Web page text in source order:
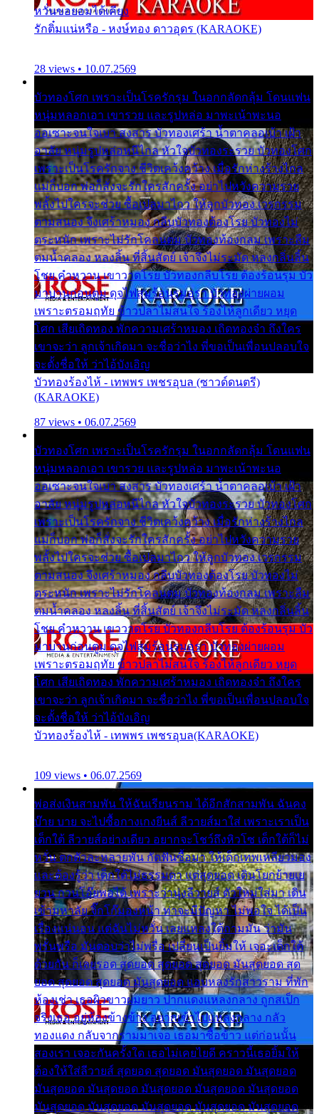
หวั่นขอยอมได้เคียง
รักติ๋มแน่หรือ - หงษ์ทอง ดาวอุดร (KARAOKE)
28 views • 10.07.2569
บัวทองโศก เพราะเป็นโรครักรุม ในอกกลัดกลุ้ม โดนแฟน
หนุ่มหลอกเอา เขารวย และรูปหล่อ มาพะเน้าพะนอ
ออเซาะจนใจเบา สงสาร บัวทองเศร้า น้ำตาคลอเบ้า เฝ้า
อาลัย หนุ่มรูปหล่อหนีไกล หัวใจบัวทองระรวย บัวทองโศก
เพราะเป็นโรครักจาง ชีวิตเคว้งคว้าง เมื่อรักห่างร้างไกล
แม่ก็บอก พ่อก็สั่งจะรักใครสักครั้ง อย่าไปหวังความรวย
พลั้งไปใครจะช่วย ซื้อเปลมาไกว ให้ลูกบัวทอง เวรกรรม
ตามสนอง จึงเศร้าหมอง กลีบบัวทองต้องโรย บัวทองไม่
ตระหนัก เพราะไม่รักโคลนตม บัวทองท้องกลม เพราะลืม
ตมน้ำคลอง หลงลิ้น ที่สิ้นสัตย์ เจ้าจึงไม่ระมัด หลงกลิ่นลิ้น
โชย คำหวาน เขาวาดโรย บัวทองกลีบโรย ต้องร้อนรุม บัว
มาบานก่อนตูม ดุจไฟสุมร้อนรุมอุรา บัวทองผ่ายผอม
เพราะตรอมฤทัย ข้าวปลาไม่สนใจ ร้องไห้ลูกเดียว หยุด
โศก เสียเถิดทอง พักความเศร้าหมอง เถิดทองจ๋า ถึงใคร
เขาจะว่า ลูกเจ้าเกิดมา จะชื่อว่าไง พี่ขอเป็นเพื่อนปลอบใจ
จะตั้งชื่อให้ ว่าไอ้บังเอิญ
บัวทองร้องไห้ - เทพพร เพชรอุบล (ซาวด์ดนตรี)
(KARAOKE)
87 views • 06.07.2569
บัวทองโศก เพราะเป็นโรครักรุม ในอกกลัดกลุ้ม โดนแฟน
หนุ่มหลอกเอา เขารวย และรูปหล่อ มาพะเน้าพะนอ
ออเซาะจนใจเบา สงสาร บัวทองเศร้า น้ำตาคลอเบ้า เฝ้า
อาลัย หนุ่มรูปหล่อหนีไกล หัวใจบัวทองระรวย บัวทองโศก
เพราะเป็นโรครักจาง ชีวิตเคว้งคว้าง เมื่อรักห่างร้างไกล
แม่ก็บอก พ่อก็สั่งจะรักใครสักครั้ง อย่าไปหวังความรวย
พลั้งไปใครจะช่วย ซื้อเปลมาไกว ให้ลูกบัวทอง เวรกรรม
ตามสนอง จึงเศร้าหมอง กลีบบัวทองต้องโรย บัวทองไม่
ตระหนัก เพราะไม่รักโคลนตม บัวทองท้องกลม เพราะลืม
ตมน้ำคลอง หลงลิ้น ที่สิ้นสัตย์ เจ้าจึงไม่ระมัด หลงกลิ่นลิ้น
โชย คำหวาน เขาวาดโรย บัวทองกลีบโรย ต้องร้อนรุม บัว
มาบานก่อนตูม ดุจไฟสุมร้อนรุมอุรา บัวทองผ่ายผอม
เพราะตรอมฤทัย ข้าวปลาไม่สนใจ ร้องไห้ลูกเดียว หยุด
โศก เสียเถิดทอง พักความเศร้าหมอง เถิดทองจ๋า ถึงใคร
เขาจะว่า ลูกเจ้าเกิดมา จะชื่อว่าไง พี่ขอเป็นเพื่อนปลอบใจ
จะตั้งชื่อให้ ว่าไอ้บังเอิญ
บัวทองร้องไห้ - เทพพร เพชรอุบล(KARAOKE)
109 views • 06.07.2569
พ่อส่งเงินสามพัน ให้ฉันเรียนราม ได้อีกสักสามพัน ฉันคง
บ๊าย บาย จะไปซื้อกางเกงยีนส์ ลีวายส์มาใส่ เพราะเราเป็น
เด็กใต้ ลีวายส์อย่างเดียว อยากจะโชว์ถึงหิวโซ เด็กใต้ก็ไม่
หวั่น ตกตัวละหลายพัน กัดฟันซื้อมา ให้เด็กเทพเหลียวมอง
และต้องรู้ว่า เด็กใต้ไม่ธรรมดา แต่สุดยอด เดินโยกย้ายเย
ยวน กวนโอ๊ยพอได้ เพราะว่านุ่งลีวายส์ ตัวใหม่ใส่มา เดิน
เข้ามหาลัย จิ๊กโก๊มองหน้า ท่าจะมีปัญหา ไม่พอใจ ได้เป็น
เรื่องแน่นอน แต่ฉันไม่หวั่น เลยแหลงใต้ถามมัน ว่ามัน
พรั่นพรือ มันตอบว่าไม่พรื่อ เปลี่ยนเป็นยิ้มให้ เจอะเด็กใต้
ด้วยกัน ก็เลยรอด สุดยอด สุดยอด สุดยอด มันสุดยอด สุด
ยอด สุดยอด สุดยอด มันสุดยอด แอบหลงรักสาวราม ที่พัก
ห้องเช่า เธอผิวขาวผมยาว ปากแดงแหลงกลาง ถูกสเป็ก
จริงเธอ อยู่ห้องข้างข้าง อยากเข้าไปแหลงกลาง กลัว
ทองแดง กลับจากรามมาเจอ เธอมาซื้อข้าว แต่ก่อนนั้น
สองเรา เจอะกันครั้งใด เธอไม่เคยไยดี คราวนี้เธอยิ้มให้
ต้องให้ใส่ลีวายส์ สุดยอด สุดยอด มันสุดยอด มันสุดยอด
มันสุดยอด มันสุดยอด มันสุดยอด มันสุดยอด มันสุดยอด
มันสุดยอด มันสุดยอด มันสุดยอด มันสุดยอด มันสุดยอด